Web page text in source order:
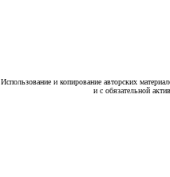
Использование и копирование авторских
и с обязательной